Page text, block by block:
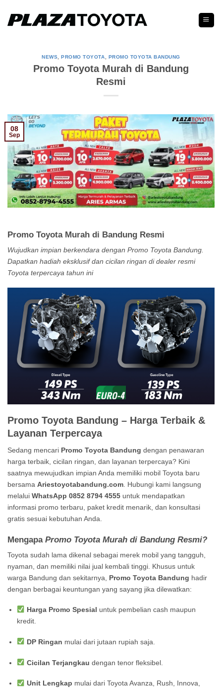
content
NEWS ,PROMO TOYOTA PROMO TOYOTA BANDUNG
Promo Toyota Murah di Bandung
Resmi
08
Sep
Promo Toyota Murah di Bandung Resmi
Wujudkan impian berkendara dengan Promo Toyota Bandung.
Dapatkan hadiah eksklusif dan cicilan ringan di dealer resmi
Toyota terpercaya tahun ini
Promo Toyota Bandung – Harga Terbaik &
Layanan Terpercaya
Sedang mencari Promo Toyota Bandung dengan penawaran
harga terbaik, cicilan ringan, dan layanan terpercaya? Kini
saatnya mewujudkan impian Anda memiliki mobil Toyota baru
bersama Ariestoyotabandung.com. Hubungi kami langsung
melalui WhatsApp 0852 8794 4555 untuk mendapatkan
informasi promo terbaru, paket kredit menarik, dan konsultasi
gratis sesuai kebutuhan Anda.
MengapaPromo Toyota Murah di Bandung Resmi?
Toyota sudah lama dikenal sebagai merek mobil yang tangguh,
nyaman, dan memiliki nilai jual kembali tinggi. Khusus untuk
warga Bandung dan sekitarnya, Promo Toyota Bandung hadir
dengan berbagai keuntungan yang sayang jika dilewatkan:
Harga Promo Spesial untuk pembelian cash maupun
kredit.
DP Ringan mulai dari jutaan rupiah saja.
Cicilan Terjangkau dengan tenor fleksibel.
Unit Lengkap mulai dari Toyota Avanza, Rush, Innova,